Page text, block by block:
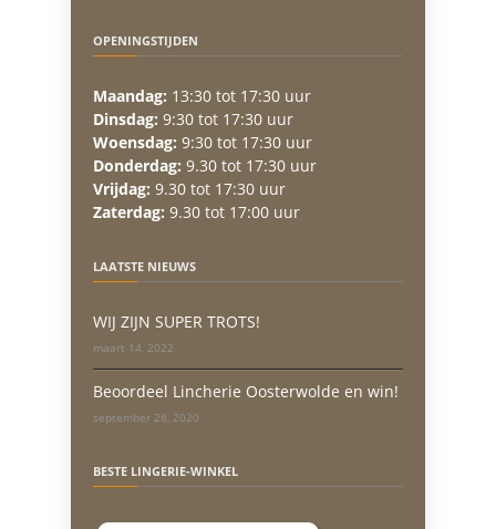
OPENINGSTIJDEN
Maandag: 13:30 tot 17:30 uur
Dinsdag: 9:30 tot 17:30 uur
Woensdag: 9:30 tot 17:30 uur
Donderdag: 9.30 tot 17:30 uur
Vrijdag: 9.30 tot 17:30 uur
Zaterdag: 9.30 tot 17:00 uur
LAATSTE NIEUWS
WIJ ZIJN SUPER TROTS!
maart 14, 2022
Beoordeel Lincherie Oosterwolde en win!
september 28, 2020
BESTE LINGERIE-WINKEL